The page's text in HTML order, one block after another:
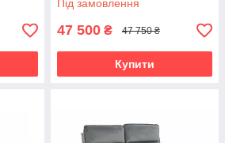
Під замовлення
47 500 ₴ 47 750 ₴
Купити